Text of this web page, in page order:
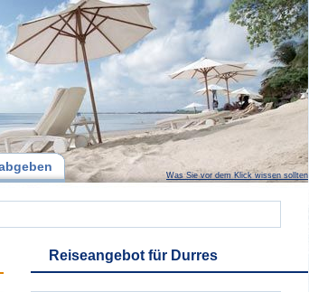
Was Sie vor dem Klick wissen sollten
Reiseangebot für Durres